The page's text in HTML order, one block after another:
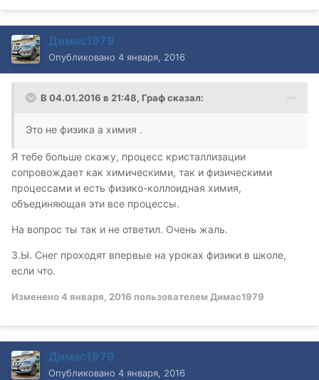
Димас1979
Опубликовано 4 января, 2016
В 04.01.2016 в 21:48, Граф сказал:
Это не физика а химия .
Я тебе больше скажу, процесс кристаллизации
сопровождает как химическими, так и физическими
процессами и есть физико-коллоидная химия,
объединяющая эти все процессы.
На вопрос ты так и не ответил. Очень жаль.
З.Ы. Снег проходят впервые на уроках физики в школе,
если что.
Изменено4 января, 2016 пользователем Димас1979
Димас1979
Опубликовано 4 января, 2016